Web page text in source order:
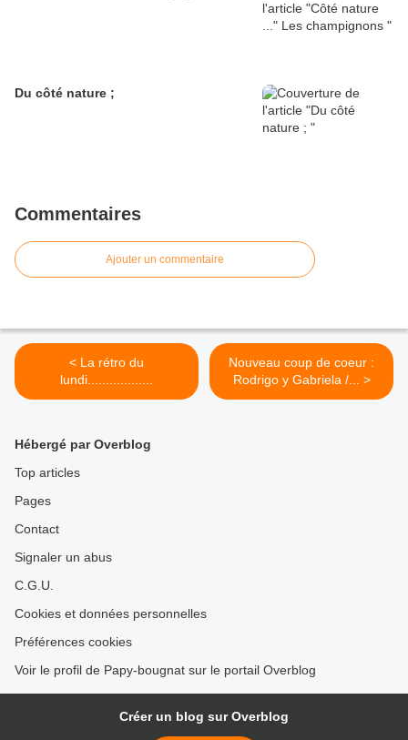
Du côté nature ;
Commentaires
Ajouter un commentaire
< La rétro du
lundi..................
Nouveau coup de coeur :
Rodrigo y Gabriela /... >
Hébergé par Overblog
Top articles
Pages
Contact
Signaler un abus
C.G.U.
Cookies et données personnelles
Préférences cookies
Voir le profil de Papy-bougnat sur le portail Overblog
Créer un blog sur Overblog